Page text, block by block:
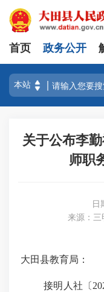
首页 政务公开
关于公布李
师职
日
来源：三
大田县教育局：
接明人社〔